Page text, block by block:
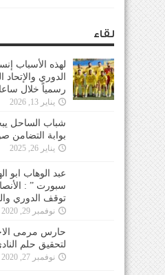
لقاء
لهذه الأسباب
الدوري والإتحاد
رسمياً خلال
يناير 13, 2026
شباب الساحل
بوابة التضامن
يناير 26, 2025
عبد الوهاب ابو
سبورت ” :
توقف الدوري
نوفمبر 29, 2020
حارس مرمى
لتحقيق حلم
نوفمبر 27, 2020